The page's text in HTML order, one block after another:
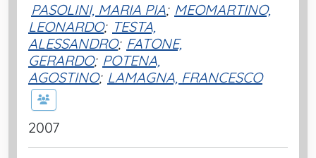
PASOLINI, MARIA PIA; MEOMARTINO,
LEONARDO; TESTA,
ALESSANDRO; FATONE,
GERARDO; POTENA,
AGOSTINO; LAMAGNA, FRANCESCO
2007